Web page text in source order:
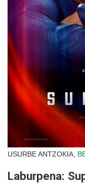
USURBE ANTZOKIA,
Laburpena: